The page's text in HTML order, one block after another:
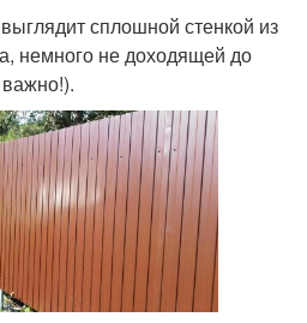
сплошной стенкой из
немного не доходящей до
важно!).